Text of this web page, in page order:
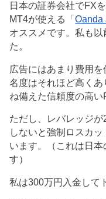
日本の証券会社でFX
MT4が使える「Oanda
オススメです。私も
た。
広告にはあまり費用
名度はそれほど高く
ね備えた信頼度の高い
ただし、レバレッジ
しないと強制ロスカ
います。（これは日
す）
私は300万円入金して